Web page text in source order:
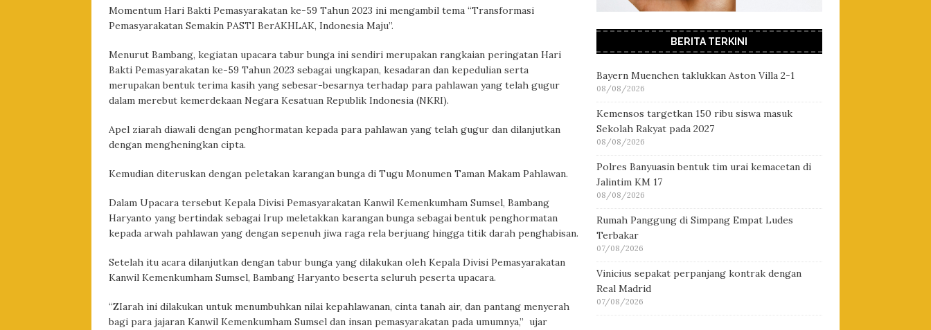
Momentum Hari Bakti Pemasyarakatan ke-59 Tahun 2023 ini mengambil tema “Transformasi
Pemasyarakatan Semakin PASTI BerAKHLAK, Indonesia Maju”.
Menurut Bambang, kegiatan upacara tabur bunga ini sendiri merupakan rangkaian peringatan Hari
Bakti Pemasyarakatan ke-59 Tahun 2023 sebagai ungkapan, kesadaran dan kepedulian serta
merupakan bentuk terima kasih yang sebesar-besarnya terhadap para pahlawan yang telah gugur
dalam merebut kemerdekaan Negara Kesatuan Republik Indonesia (NKRI).
Apel ziarah diawali dengan penghormatan kepada para pahlawan yang telah gugur dan dilanjutkan
dengan mengheningkan cipta.
Kemudian diteruskan dengan peletakan karangan bunga di Tugu Monumen Taman Makam Pahlawan.
Dalam Upacara tersebut Kepala Divisi Pemasyarakatan Kanwil Kemenkumham Sumsel, Bambang
Haryanto yang bertindak sebagai Irup meletakkan karangan bunga sebagai bentuk penghormatan
kepada arwah pahlawan yang dengan sepenuh jiwa raga rela berjuang hingga titik darah penghabisan.
Setelah itu acara dilanjutkan dengan tabur bunga yang dilakukan oleh Kepala Divisi Pemasyarakatan
Kanwil Kemenkumham Sumsel, Bambang Haryanto beserta seluruh peserta upacara.
“ZIarah ini dilakukan untuk menumbuhkan nilai kepahlawanan, cinta tanah air, dan pantang menyerah
bagi para jajaran Kanwil Kemenkumham Sumsel dan insan pemasyarakatan pada umumnya,” ujar
BERITA TERKINI
Bayern Muenchen taklukkan Aston Villa 2-1
08/08/2026
Kemensos targetkan 150 ribu siswa masuk
Sekolah Rakyat pada 2027
08/08/2026
Polres Banyuasin bentuk tim urai kemacetan di
Jalintim KM 17
08/08/2026
Rumah Panggung di Simpang Empat Ludes
Terbakar
07/08/2026
Vinicius sepakat perpanjang kontrak dengan
Real Madrid
07/08/2026